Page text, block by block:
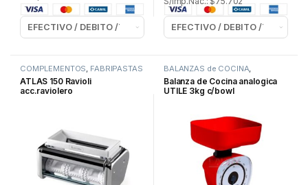
COMPLEMENTOS, FABRIPASTAS
ATLAS 150 Ravioli
acc.raviolero
BALANZAS de COCINA,
ELECTRODOMESTICOS
Balanza de Cocina analogica
UTILE 3kg c/bowl